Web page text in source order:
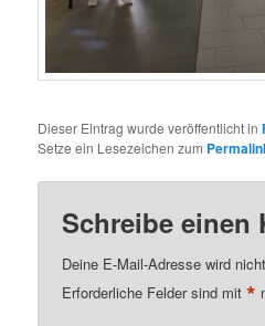
Dieser Eintrag wurde veröffentlicht in
Setze ein Lesezeichen zum
Schreibe einen
Deine E-Mail-Adresse wird
Erforderliche Felder sind mit*